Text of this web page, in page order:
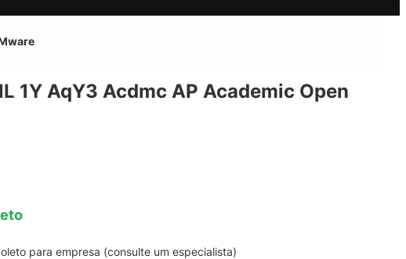
1Y AqY3 Acdmc AP Academic Open
para empresa (consulte um especialista)